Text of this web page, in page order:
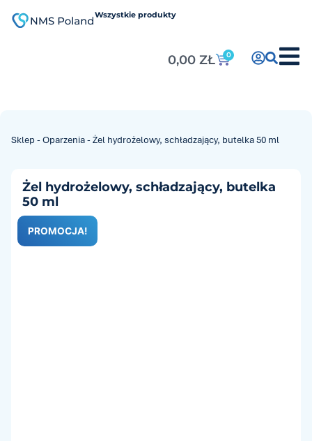
treści
Wszystkie produkty
0,00 ZŁ 0
Sklep- Oparzenia- Żel hydrożelowy, schładzający, butelka 50 ml
Żel hydrożelowy, schładzający, butelka
50 ml
PROMOCJA!